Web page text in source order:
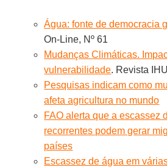
Água: fonte de democracia
On-Line, Nº 61
Mudanças Climáticas.
vulnerabilidade. Revista
Pesquisas indicam como
afeta agricultura no mundo
FAO alerta que a escassez
recorrentes podem gerar
países
Escassez de água em